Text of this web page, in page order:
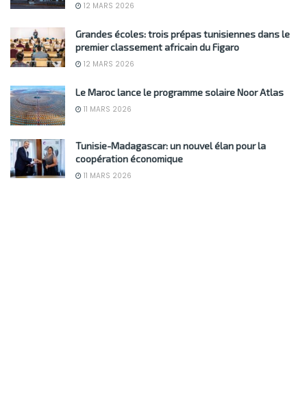
12 MARS 2026
Grandes écoles: trois prépas tunisiennes dans le
premier classement africain du Figaro
12 MARS 2026
Le Maroc lance le programme solaire Noor Atlas
11 MARS 2026
Tunisie-Madagascar: un nouvel élan pour la
coopération économique
11 MARS 2026